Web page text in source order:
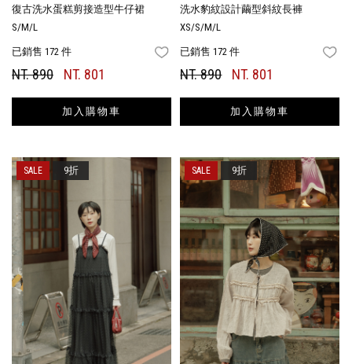
復古洗水蛋糕剪接造型牛仔裙
S/M/L
已銷售 172 件 FAVORITES
NT. 890 NT. 801
加入購物車
洗水豹紋設計繭型斜紋長褲
XS/S/M/L
已銷售 172 件
NT. 890 NT. 801
加入購物車
9折 9折